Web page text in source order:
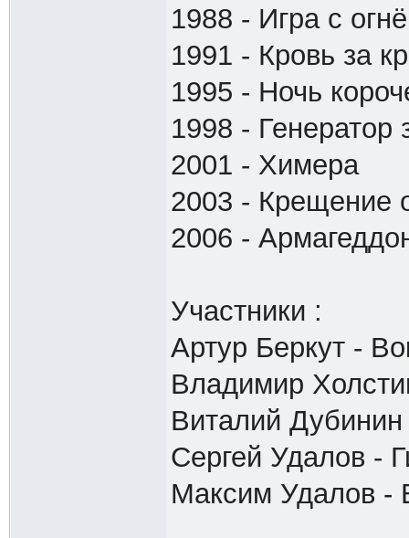
1988 - Игра с
1991 - Кровь за
1995 - Ночь
1998 - Генератор
2001 - Химера
2003 - Крещение
2006 -
Участники :
Артур Беркут -
Владимир
Виталий
Сергей Удалов -
Максим Удалов -